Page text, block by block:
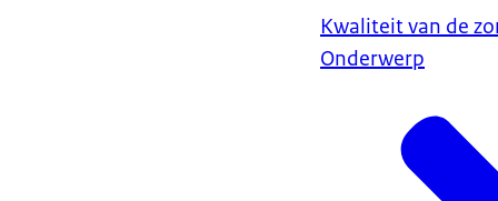
Kwaliteit van de
Onderwerp